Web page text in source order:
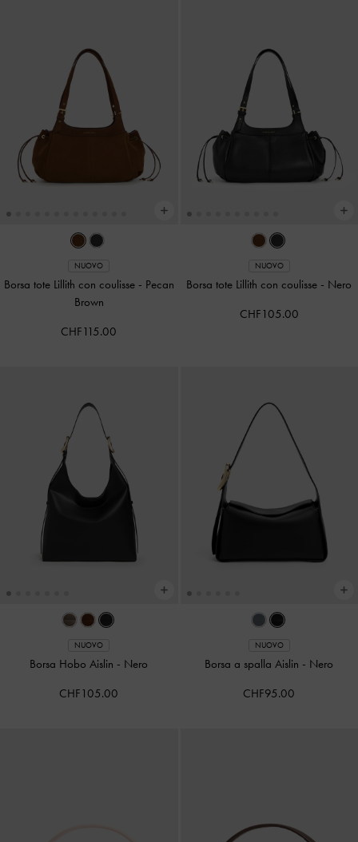
NUOVO
Borsa tote Lillith con coulisse - Pecan
Brown
CHF115.00
NUOVO
Borsa tote Lillith con coulisse - Nero
CHF105.00
NUOVO
Borsa Hobo Aislin - Nero
CHF105.00
NUOVO
Borsa a spalla Aislin - Nero
CHF95.00